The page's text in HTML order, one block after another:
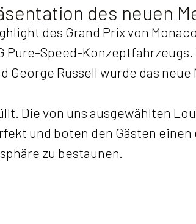
des neuen
des Grand Prix von
Pure-Speed-
George Russell wurde das
Die von uns ausgewählten
und boten den Gästen
zu bestaunen.